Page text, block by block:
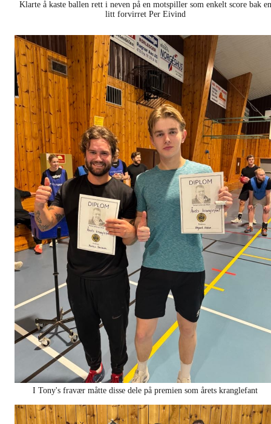
Klarte å kaste ballen rett i neven på en motspiller som enkelt score bak en
litt forvirret Per Eivind
I Tony's fravær måtte disse dele på premien som årets kranglefant